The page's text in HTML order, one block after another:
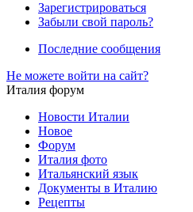
Зарегистрироваться
Забыли свой пароль?
Последние сообщения
Не можете войти на сайт?
Италия форум
Новости Италии
Новое
Форум
Италия фото
Итальянский язык
Документы в Италию
Рецепты